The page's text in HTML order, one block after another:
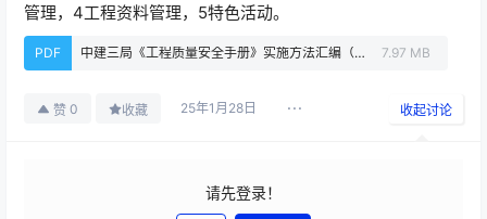
管理，4工程资料管理，5特色活动。
PDF 中建三局《工程质量安全手册》实施方法汇编（PPT、PDF）.pdf 7.97 MB
赞 0 收藏 25年1月28日 收起讨论
请先登录！